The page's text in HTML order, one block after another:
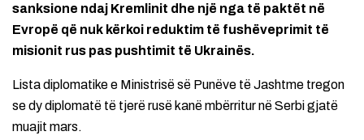
sanksione ndaj Kremlinit dhe një nga të paktët në
Evropë që nuk kërkoi reduktim të fushëveprimit të
misionit rus pas pushtimit të Ukrainës.
Lista diplomatike e Ministrisë së Punëve të Jashtme tregon
se dy diplomatë të tjerë rusë kanë mbërritur në Serbi gjatë
muajit mars.